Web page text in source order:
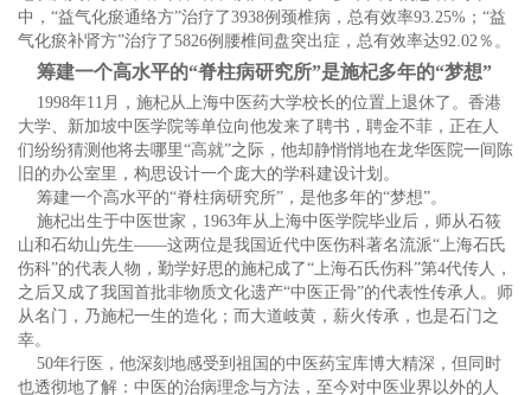
中，“益气化瘀通络方”治疗了3938例颈椎病，总有效率93.25%；“益
气化瘀补肾方”治疗了5826例腰椎间盘突出症，总有效率达92.02％。
筹建一个高水平的“脊柱病研究所”是施杞多年的“梦想”
1998年11月，施杞从上海中医药大学校长的位置上退休了。香港
大学、新加坡中医学院等单位向他发来了聘书，聘金不菲，正在人
们纷纷猜测他将去哪里“高就”之际，他却静悄悄地在龙华医院一间陈
旧的办公室里，构思设计一个庞大的学科建设计划。
筹建一个高水平的“脊柱病研究所”，是他多年的“梦想”。
施杞出生于中医世家，1963年从上海中医学院毕业后，师从石筱
山和石幼山先生——这两位是我国近代中医伤科著名流派“上海石氏
伤科”的代表人物，勤学好思的施杞成了“上海石氏伤科”第4代传人，
之后又成了我国首批非物质文化遗产“中医正骨”的代表性传承人。师
从名门，乃施杞一生的造化；而大道岐黄，薪火传承，也是石门之
幸。
50年行医，他深刻地感受到祖国的中医药宝库博大精深，但同时
也透彻地了解：中医的治病理念与方法，至今对中医业界以外的人